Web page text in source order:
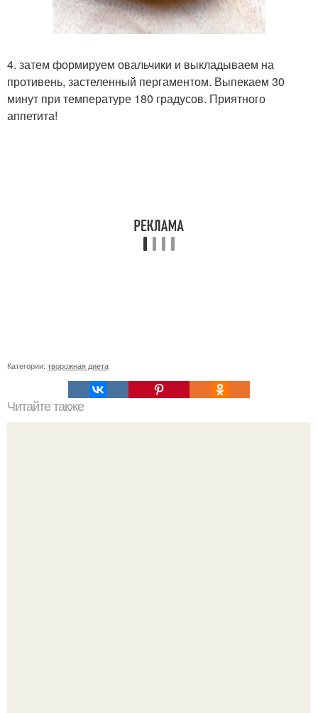
4. затем формируем овальчики и выкладываем на
противень, застеленный пергаментом. Выпекаем 30
минут при температуре 180 градусов. Приятного
аппетита!
Категории: творожная диета
Читайте также